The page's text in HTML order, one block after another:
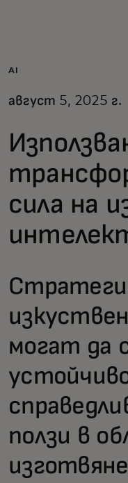
За иноватори
Новини и
AI
август 5, 2025 г.
сила на
могат да
ползи в